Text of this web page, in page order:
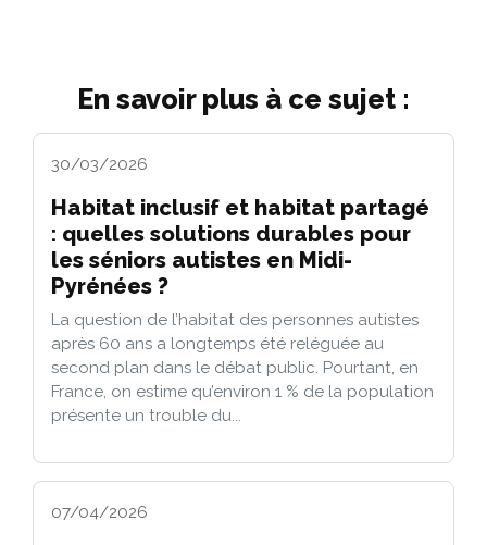
En savoir plus à ce sujet :
30/03/2026
Habitat inclusif et habitat partagé
: quelles solutions durables pour
les séniors autistes en Midi-
Pyrénées ?
La question de l’habitat des personnes autistes
après 60 ans a longtemps été reléguée au
second plan dans le débat public. Pourtant, en
France, on estime qu’environ 1 % de la population
présente un trouble du...
07/04/2026